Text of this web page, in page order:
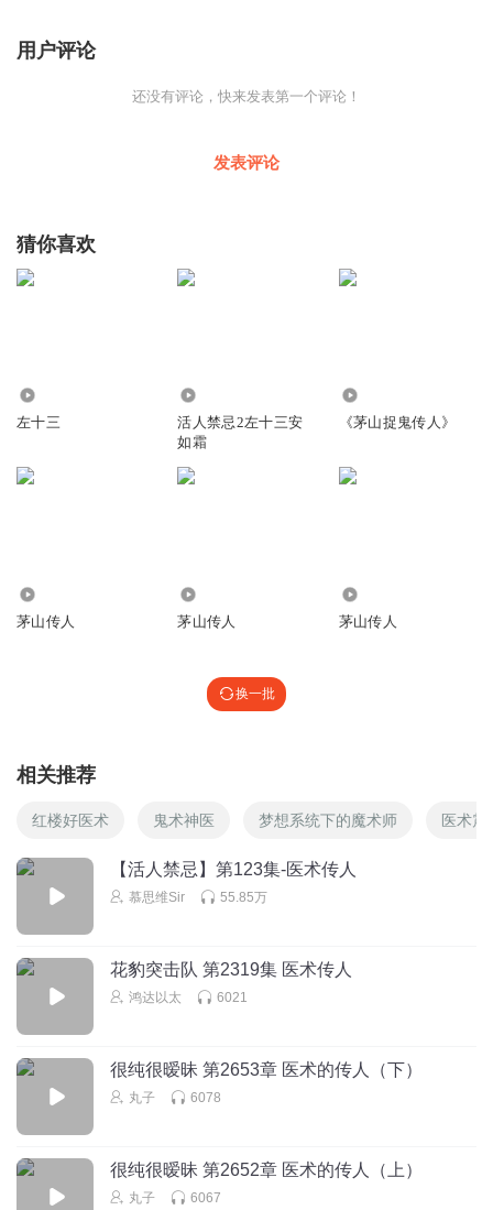
用户评论
还没有评论，快来发表第一个评论！
发表评论
猜你喜欢
左十三
活人禁忌2左十三安
如霜
《茅山捉鬼传人》
茅山传人 茅山传人 茅山传人
换一批
相关推荐
红楼好医术 鬼术神医 梦想系统下的魔术师 医术震
【活人禁忌】第123集-医术传人
慕思维Sir 55.85万
花豹突击队 第2319集 医术传人
鸿达以太 6021
很纯很暧昧 第2653章 医术的传人（下）
丸子 6078
很纯很暧昧 第2652章 医术的传人（上）
丸子 6067